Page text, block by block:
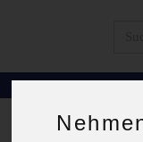
Wein